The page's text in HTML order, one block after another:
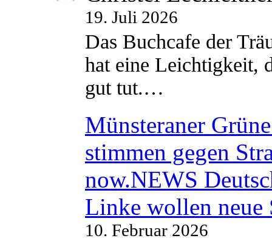
19. Juli 2026
Das Buchcafe der
hat eine Leichtigkeit,
gut tut.…
Münsteraner
stimmen gegen
now.NEWS
Linke wollen neue
10. Februar 2026